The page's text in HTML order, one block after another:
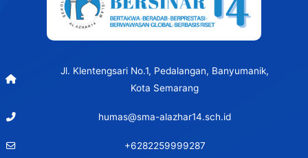
Jl. Klentengsari No.1, Pedalangan, Banyumanik,
Kota Semarang
humas@sma-alazhar14.sch.id
+6282259999287